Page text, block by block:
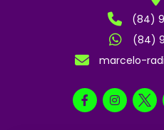
(84)
(84)
marcelo-